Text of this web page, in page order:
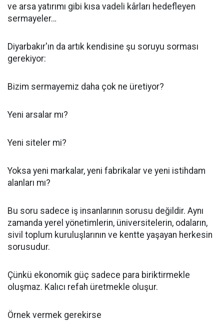
ve arsa yatırımı gibi kısa vadeli kârları hedefleyen
sermayeler…
Diyarbakır'ın da artık kendisine şu soruyu sorması
gerekiyor:
Bizim sermayemiz daha çok ne üretiyor?
Yeni arsalar mı?
Yeni siteler mi?
Yoksa yeni markalar, yeni fabrikalar ve yeni istihdam
alanları mı?
Bu soru sadece iş insanlarının sorusu değildir. Aynı
zamanda yerel yönetimlerin, üniversitelerin, odaların,
sivil toplum kuruluşlarının ve kentte yaşayan herkesin
sorusudur.
Çünkü ekonomik güç sadece para biriktirmekle
oluşmaz. Kalıcı refah üretmekle oluşur.
Örnek vermek gerekirse